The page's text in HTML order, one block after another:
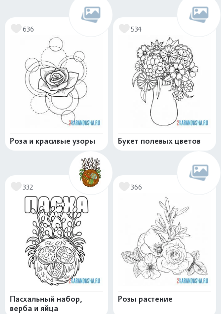
636
Роза и красивые узоры
534
Букет полевых цветов
332
Пасхальный набор,
верба и яйца
366
Розы растение